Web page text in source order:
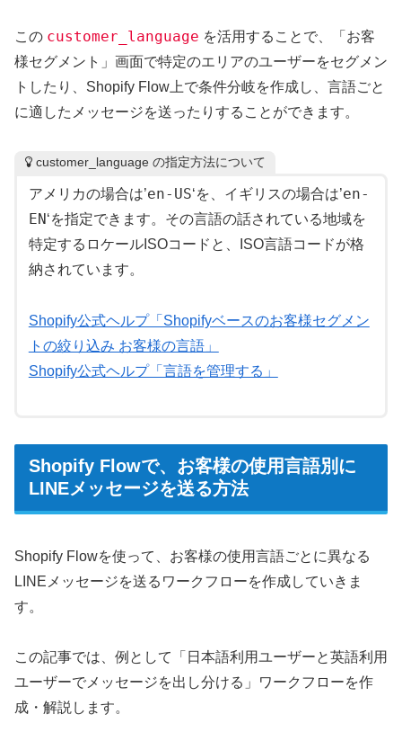
この customer_language を活用することで、「お客
様セグメント」画面で特定のエリアのユーザーをセグメン
トしたり、Shopify Flow上で条件分岐を作成し、言語ごと
に適したメッセージを送ったりすることができます。
customer_language の指定方法について
アメリカの場合は’en‑US‘を、イギリスの場合は’en-
EN ‘を指定できます。その言語の話されている地域を
特定するロケールISOコードと、ISO言語コードが格
納されています。
Shopify公式ヘルプ「Shopifyベースのお客様セグメン
トの絞り込み お客様の言語」
Shopify公式ヘルプ「言語を管理する」
Shopify Flowで、お客様の使用言語別に
LINEメッセージを送る方法
Shopify Flowを使って、お客様の使用言語ごとに異なる
LINEメッセージを送るワークフローを作成していきま
す。
この記事では、例として「日本語利用ユーザーと英語利用
ユーザーでメッセージを出し分ける」ワークフローを作
成・解説します。